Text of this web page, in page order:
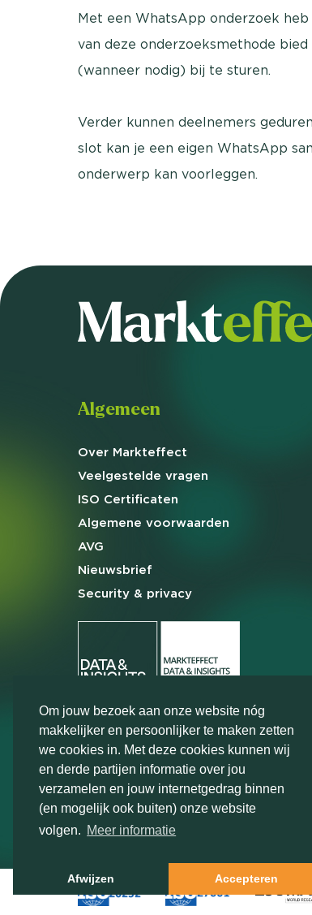
Om jouw bezoek aan onze website nóg
makkelijker en persoonlijker te maken zetten
we cookies in. Met deze cookies kunnen wij
en derde partijen informatie over jou
verzamelen en jouw internetgedrag binnen
(en mogelijk ook buiten) onze website
volgen. Meer informatie
Afwijzen Accepteren
Met een WhatsApp onderzoek
van deze onderzoeksmethode
(wanneer nodig) bij te sturen.
Verder kunnen deelnemers
slot kan je een eigen WhatsApp
onderwerp kan voorleggen.
Algemeen
Over Markteffect
Veelgestelde vragen
ISO Certificaten
Algemene voorwaarden
AVG
Nieuwsbrief
Security & privacy
Markteffect is door het
FD Gazelle in 2012, 2015,